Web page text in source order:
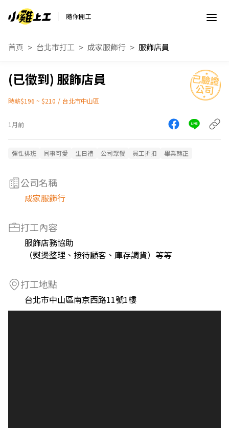
隨你開工
首頁 台北市打工 成家服飾行 服飾店員
服飾店員
時薪$196 ~ $210 / 台北市中山區
1月前
彈性排班 同事可愛 生日禮 公司聚餐 員工折扣 畢業轉正
公司名稱
成家服飾行
打工內容
服飾店務協助
（熨燙整理、接待顧客、庫存調貨）等等
打工地點
台北市中山區南京西路11號1樓